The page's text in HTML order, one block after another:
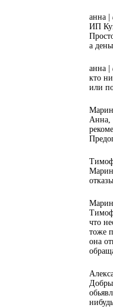
анна |
ИП
а
анна |
кто
или
Анна,
что
тоже
она